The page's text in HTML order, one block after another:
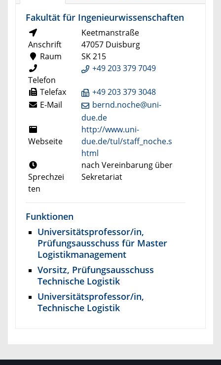
Fakultät für Ingenieurwissenschaften
Anschrift
Keetmanstraße
47057 Duisburg
Raum
SK 215
Telefon
+49 203 379 7049
Telefax
+49 203 379 3048
E-Mail
bernd.noche@uni-
due.de
Webseite
http://www.uni-
due.de/tul/staff_noche.s
html
Sprechzei
ten
nach Vereinbarung über
Sekretariat
Funktionen
Universitätsprofessor/in,
Prüfungsausschuss für Master
Logistikmanagement
Vorsitz, Prüfungsausschuss
Technische Logistik
Universitätsprofessor/in,
Technische Logistik